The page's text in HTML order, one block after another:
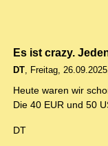
Es ist crazy.
DT, Freitag,
Heute waren wir
Die 40 EUR und 50
DT